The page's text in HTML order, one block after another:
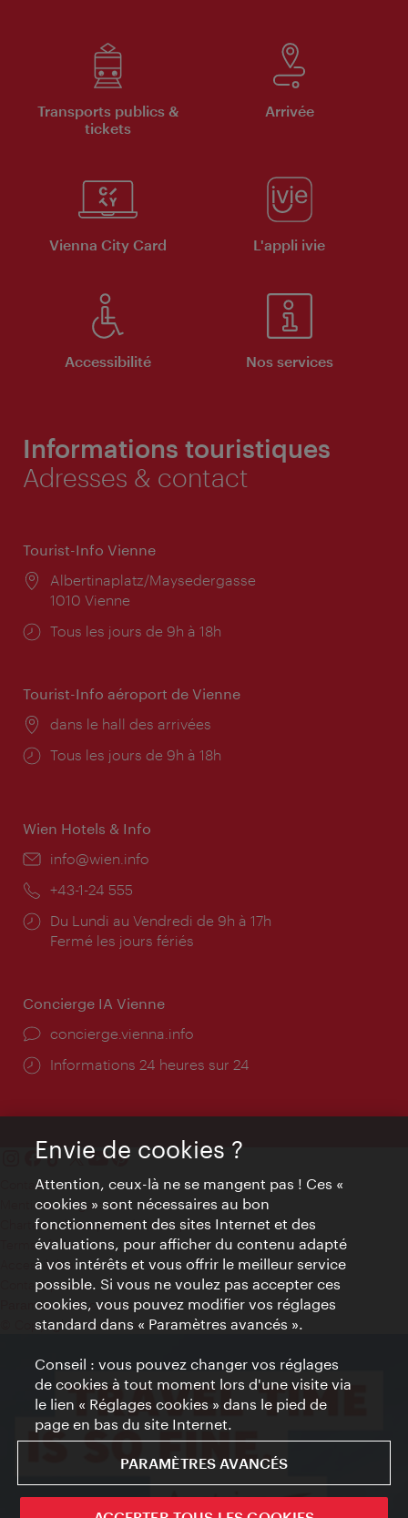
Transports publics &
tickets
Arrivée
Vienna City Card L'appli ivie
Accessibilité Nos services
Informations touristiques
Adresses & contact
Tourist-Info Vienne
Lieu:
Albertinaplatz/Maysedergasse
1010 Vienne
Horaires
Tous les jours de 9h à 18h
Tourist-Info aéroport de Vienne
Lieu:
dans le hall des arrivées
Horaires
Tous les jours de 9h à 18h
Wien Hotels & Info
E-
info@wien.info
Téléphone:
+43-1-24 555
Horaires
d'ouverture:
Du Lundi au Vendredi de 9h à 17h
Fermé les jours fériés
Concierge IA Vienne
Ort:
concierge.vienna.info
Öffnungszeiten:
Informations 24 heures sur 24
Contact
Mentions obligatoires
Charte sur le respect de la vie privée
Terms of Use
Accessibilité
Contact presse
Paramètres de cookies
© Copyright WienTourismus
Envie de cookies ?
Attention, ceux-là ne se mangent pas ! Ces «
cookies » sont nécessaires au bon
fonctionnement des sites Internet et des
évaluations, pour afficher du contenu adapté
à vos intérêts et vous offrir le meilleur service
possible. Si vous ne voulez pas accepter ces
cookies, vous pouvez modifier vos réglages
standard dans « Paramètres avancés ».
Conseil : vous pouvez changer vos réglages
de cookies à tout moment lors d'une visite via
le lien « Réglages cookies » dans le pied de
page en bas du site Internet.
PARAMÈTRES AVANCÉS